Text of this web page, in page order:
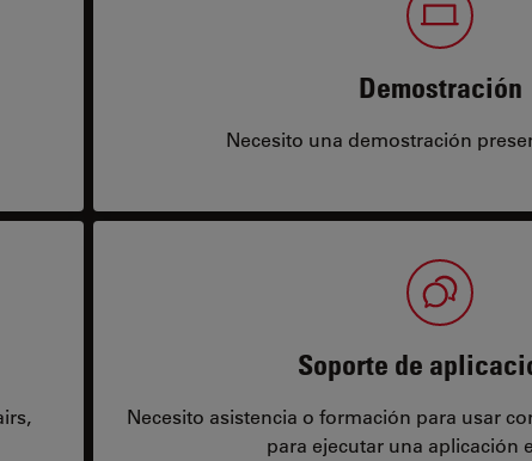
Demostración
Necesito una demostración
Soporte de
Necesito asistencia o formación para usar
para ejecutar una aplicación